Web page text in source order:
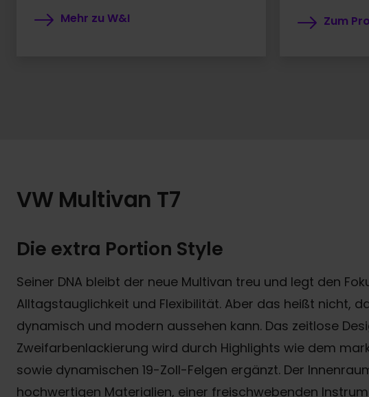
Mehr zu W&I
Zum
VW Multivan T7
Die extra Portion Style
Seiner DNA bleibt der neue Multivan treu und legt den
Alltagstauglichkeit und Flexibilität. Aber das heißt nicht,
dynamisch und modern aussehen kann. Das zeitlose
Zweifarbenlackierung wird durch Highlights wie dem
sowie dynamischen 19-Zoll-Felgen ergänzt. Der
hochwertigen Materialien, einer freischwebenden